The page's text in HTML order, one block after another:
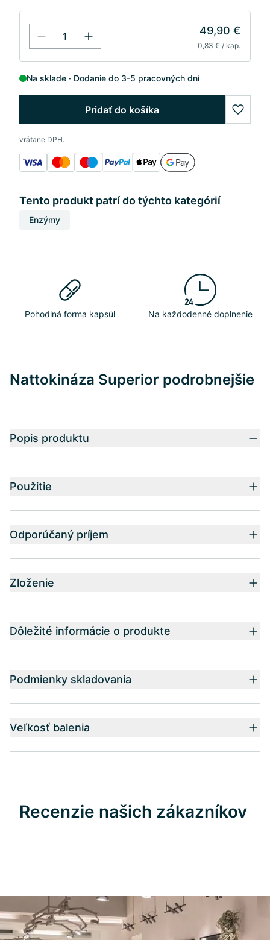
49,90 €
0,83 € / kap.
Na sklade Dodanie do 3-5 pracovných dní
Pridať do košíka
vrátane DPH.
Tento produkt patrí do týchto kategórií
Enzýmy
Pohodlná forma kapsúl Na každodenné doplnenie
Nattokináza Superior podrobnejšie
Popis produktu
Použitie
Odporúčaný príjem
Zloženie
Dôležité informácie o produkte
Podmienky skladovania
Veľkosť balenia
Recenzie našich zákazníkov